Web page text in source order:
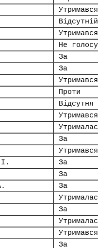
Утримався
Відсутній
Утримався
Не
За
За
Утримався
Проти
Відсутня
Утримався
За
Утримався
За
За
За
За
Утримався
За